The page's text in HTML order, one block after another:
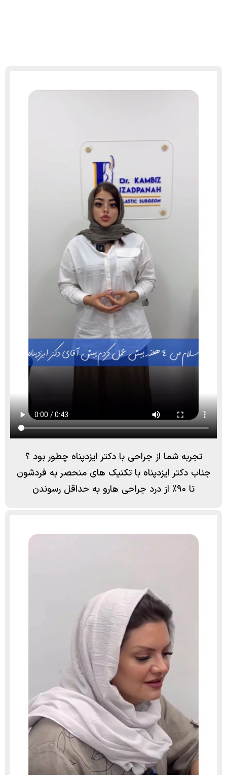
تجربه شما از جراحی با دکتر ایزدپناه چطور بود ؟
جناب دکتر ایزدپناه با تکنیک های منحصر به فردشون
تا ۹۰٪ از درد جراحی هارو به حداقل رسوندن